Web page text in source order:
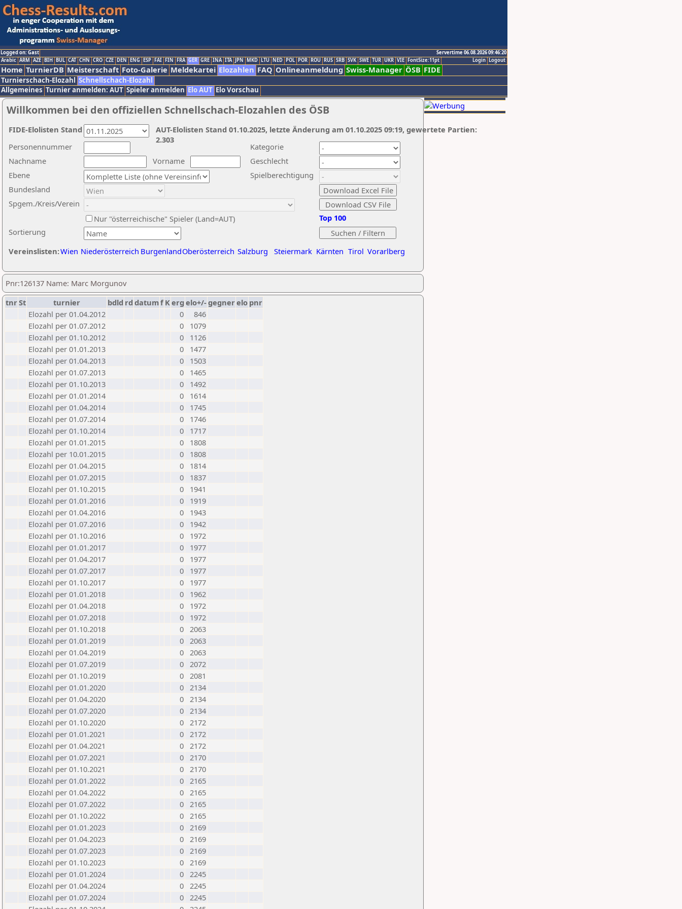
Logged on: Gast
Servertime 06.08.2026 09:46:20
Logout
Login
Arabic ARM AZE BIH BUL CAT CHN CRO CZE DEN ENG ESP FAI FIN FRA GER GRE INA ITA JPN MKD LTU NED POL POR ROU RUS SRB SVK SWE TUR UKR VIE FontSize:11pt
Home TurnierDB Meisterschaft Foto-Galerie Meldekartei Elozahlen FAQ Onlineanmeldung Swiss-Manager ÖSB FIDE
Turnierschach-Elozahl Schnellschach-Elozahl
Allgemeines Turnier anmelden: AUT Spieler anmelden Elo AUT Elo Vorschau
Willkommen bei den offiziellen Schnellschach-Elozahlen des ÖSB
Nachname
Vorname
Ebene
Kategorie
Sortierung
Personennummer
Bundesland
Spgem./Kreis/Verein
Geschlecht
Nur "österreichische" Spieler (Land=AUT)
Spielberechtigung
Vereinslisten:Wien Niederösterreich BurgenlandOberösterreich Salzburg Steiermark Kärnten Tirol Vorarlberg
Top 100
AUT-Elolisten Stand 01.10.2025, letzte Änderung am 01.10.2025 09:19, gewertete Partien:
2.303
FIDE-Elolisten Stand
Pnr:126137 Name: Marc Morgunov
tnrSt turnier bdld rd datumf Kerg elo+/-gegnerelo pnr
Elozahl per 01.04.2012
0
846
Elozahl per 01.07.2012
0
1079
Elozahl per 01.10.2012
0
1126
Elozahl per 01.01.2013
0
1477
Elozahl per 01.04.2013
0
1503
Elozahl per 01.07.2013
0
1465
Elozahl per 01.10.2013
0
1492
Elozahl per 01.01.2014
0
1614
Elozahl per 01.04.2014
0
1745
Elozahl per 01.07.2014
0
1746
Elozahl per 01.10.2014
0
1717
Elozahl per 01.01.2015
0
1808
Elozahl per 10.01.2015
0
1808
Elozahl per 01.04.2015
0
1814
Elozahl per 01.07.2015
0
1837
Elozahl per 01.10.2015
0
1941
Elozahl per 01.01.2016
0
1919
Elozahl per 01.04.2016
0
1943
Elozahl per 01.07.2016
0
1942
Elozahl per 01.10.2016
0
1972
Elozahl per 01.01.2017
0
1977
Elozahl per 01.04.2017
0
1977
Elozahl per 01.07.2017
0
1977
Elozahl per 01.10.2017
0
1977
Elozahl per 01.01.2018
0
1962
Elozahl per 01.04.2018
0
1972
Elozahl per 01.07.2018
0
1972
Elozahl per 01.10.2018
0 2063
Elozahl per 01.01.2019
0 2063
Elozahl per 01.04.2019
0 2063
Elozahl per 01.07.2019
0 2072
Elozahl per 01.10.2019
0 2081
Elozahl per 01.01.2020
0 2134
Elozahl per 01.04.2020
0 2134
Elozahl per 01.07.2020
0 2134
Elozahl per 01.10.2020
0 2172
Elozahl per 01.01.2021
0 2172
Elozahl per 01.04.2021
0 2172
Elozahl per 01.07.2021
0 2170
Elozahl per 01.10.2021
0 2170
Elozahl per 01.01.2022
0 2165
Elozahl per 01.04.2022
0 2165
Elozahl per 01.07.2022
0 2165
Elozahl per 01.10.2022
0 2165
Elozahl per 01.01.2023
0 2169
Elozahl per 01.04.2023
0 2169
Elozahl per 01.07.2023
0 2169
Elozahl per 01.10.2023
0 2169
Elozahl per 01.01.2024
0 2245
Elozahl per 01.04.2024
0 2245
Elozahl per 01.07.2024
0 2245